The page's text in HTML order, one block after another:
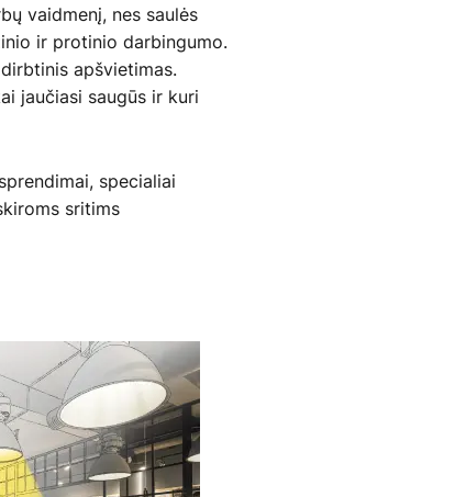
vaidmenį, nes saulės
ir protinio darbingumo.
apšvietimas.
jaučiasi saugūs ir kuri
specialiai
sritims